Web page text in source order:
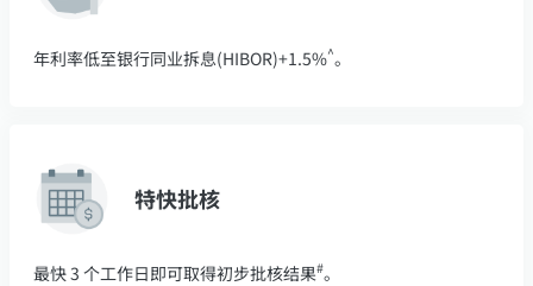
年利率低至银行同业拆息(HIBOR)+1.5%^。
特快批核
最快 3 个工作日即可取得初步批核结果#。